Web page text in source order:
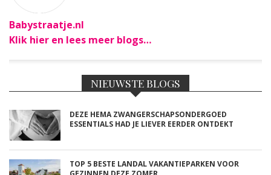
MAMA ISABELLA: MIJN
MAMA ESTHER: HET LEED DAT
WERKELIJK IEDEREEN EEN
MENING OVER HEEFT…